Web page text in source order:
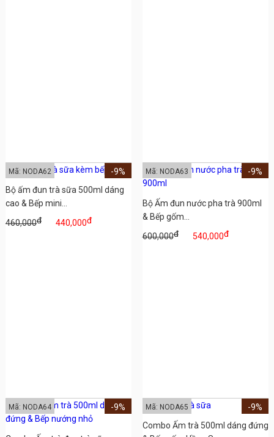
Bộ ấm đun trà sữa 500ml dáng
cao & Bếp mini...
460,000đ 440,000đ
-9%
Mã: NODA62
Bộ Ấm đun nước pha trà 900ml
& Bếp gốm...
600,000đ 540,000đ
-9%
Mã: NODA63
-9%
Mã: NODA64
Combo Ấm trà 500ml dáng đứng
-9%
Mã: NODA65